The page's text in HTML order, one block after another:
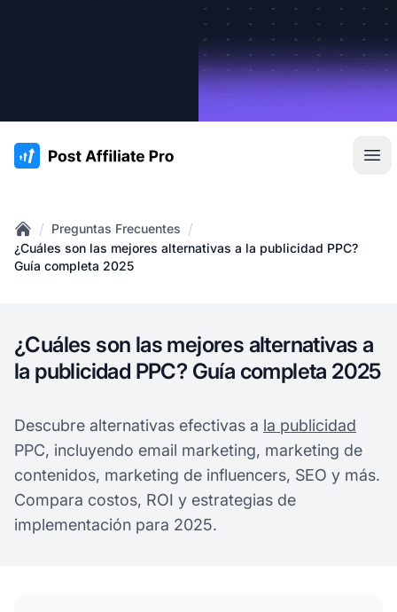
:site.title
Home
/ Preguntas Frecuentes /
¿Cuáles son las mejores alternativas a la publicidad PPC?
Guía completa 2025
¿Cuáles son las mejores alternativas a
la publicidad PPC? Guía completa 2025
Descubre alternativas efectivas a la publicidad
PPC, incluyendo email marketing, marketing de
contenidos, marketing de influencers, SEO y más.
Compara costos, ROI y estrategias de
implementación para 2025.